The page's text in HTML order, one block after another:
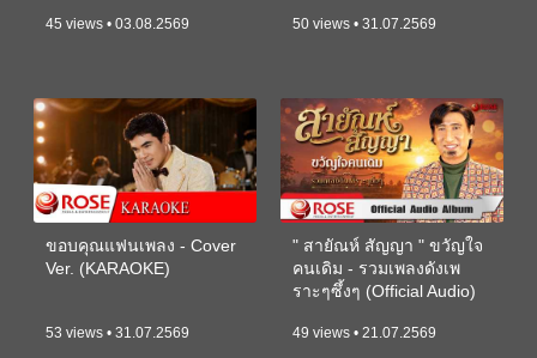
45 views • 03.08.2569 50 views • 31.07.2569
ขอบคุณแฟนเพลง - Cover
Ver. (KARAOKE)
53 views • 31.07.2569
" สายัณห์ สัญญา " ขวัญใจ
คนเดิม - รวมเพลงดังเพ
ราะๆซึ้งๆ (Official Audio)
49 views • 21.07.2569